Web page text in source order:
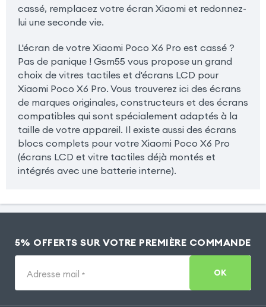
cassé, remplacez votre écran Xiaomi et redonnez-
lui une seconde vie.
L'écran de votre Xiaomi Poco X6 Pro est cassé ?
Pas de panique ! Gsm55 vous propose un grand
choix de vitres tactiles et d'écrans LCD pour
Xiaomi Poco X6 Pro. Vous trouverez ici des écrans
de marques originales, constructeurs et des écrans
compatibles qui sont spécialement adaptés à la
taille de votre appareil. Il existe aussi des écrans
blocs complets pour votre Xiaomi Poco X6 Pro
(écrans LCD et vitre tactiles déjà montés et
intégrés avec une batterie interne).
5% OFFERTS SUR VOTRE PREMIÈRE COMMANDE
Adresse mail * OK